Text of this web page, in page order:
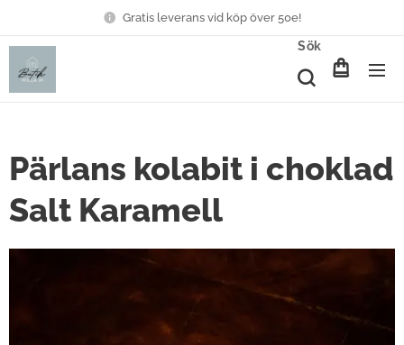
Gratis leverans vid köp över 50e!
Sök
Pärlans kolabit i choklad
Salt Karamell